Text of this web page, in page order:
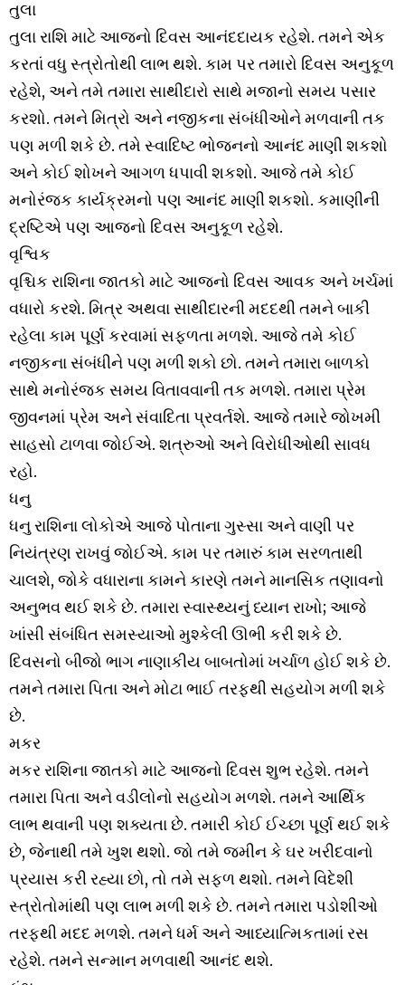
તુલા
તુલા રાશિ માટે આજનો દિવસ આનંદદાયક રહેશે. તમને એક
કરતાં વધુ સ્ત્રોતોથી લાભ થશે. કામ પર તમારો દિવસ અનુકૂળ
રહેશે, અને તમે તમારા સાથીદારો સાથે મજાનો સમય પસાર
કરશો. તમને મિત્રો અને નજીકના સંબંધીઓને મળવાની તક
પણ મળી શકે છે. તમે સ્વાદિષ્ટ ભોજનનો આનંદ માણી શકશો
અને કોઈ શોખને આગળ ધપાવી શકશો. આજે તમે કોઈ
મનોરંજક કાર્યક્રમનો પણ આનંદ માણી શકશો. કમાણીની
દ્રષ્ટિએ પણ આજનો દિવસ અનુકૂળ રહેશે.
વૃશ્વિક
વૃશ્ચિક રાશિના જાતકો માટે આજનો દિવસ આવક અને ખર્ચમાં
વધારો કરશે. મિત્ર અથવા સાથીદારની મદદથી તમને બાકી
રહેલા કામ પૂર્ણ કરવામાં સફળતા મળશે. આજે તમે કોઈ
નજીકના સંબંધીને પણ મળી શકો છો. તમને તમારા બાળકો
સાથે મનોરંજક સમય વિતાવવાની તક મળશે. તમારા પ્રેમ
જીવનમાં પ્રેમ અને સંવાદિતા પ્રવર્તશે. આજે તમારે જોખમી
સાહસો ટાળવા જોઈએ. શત્રુઓ અને વિરોધીઓથી સાવધ
રહો.
ધનુ
ધનુ રાશિના લોકોએ આજે ​​પોતાના ગુસ્સા અને વાણી પર
નિયંત્રણ રાખવું જોઈએ. કામ પર તમારું કામ સરળતાથી
ચાલશે, જોકે વધારાના કામને કારણે તમને માનસિક તણાવનો
અનુભવ થઈ શકે છે. તમારા સ્વાસ્થ્યનું ધ્યાન રાખો; આજે
ખાંસી સંબંધિત સમસ્યાઓ મુશ્કેલી ઊભી કરી શકે છે.
દિવસનો બીજો ભાગ નાણાકીય બાબતોમાં ખર્ચાળ હોઈ શકે છે.
તમને તમારા પિતા અને મોટા ભાઈ તરફથી સહયોગ મળી શકે
છે.
મકર
મકર રાશિના જાતકો માટે આજનો દિવસ શુભ રહેશે. તમને
તમારા પિતા અને વડીલોનો સહયોગ મળશે. તમને આર્થિક
લાભ થવાની પણ શક્યતા છે. તમારી કોઈ ઈચ્છા પૂર્ણ થઈ શકે
છે, જેનાથી તમે ખુશ થશો. જો તમે જમીન કે ઘર ખરીદવાનો
પ્રયાસ કરી રહ્યા છો, તો તમે સફળ થશો. તમને વિદેશી
સ્ત્રોતોમાંથી પણ લાભ મળી શકે છે. તમને તમારા પડોશીઓ
તરફથી મદદ મળશે. તમને ધર્મ અને આધ્યાત્મિકતામાં રસ
રહેશે. તમને સન્માન મળવાથી આનંદ થશે.